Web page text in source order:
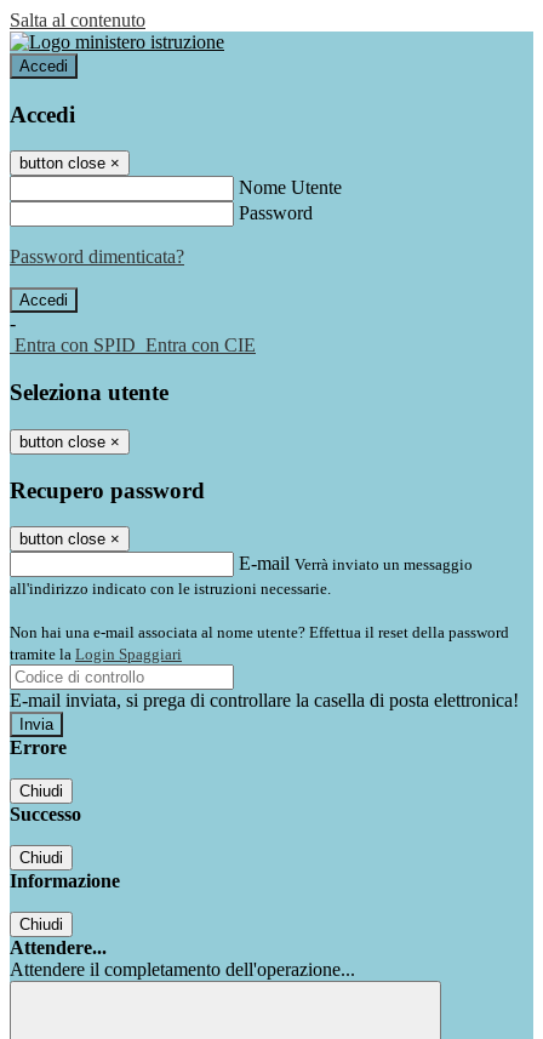
Salta al contenuto
Accedi
Accedi
button close ×
Nome Utente
Password
Password dimenticata?
-
Entra con SPID Entra con CIE
Seleziona utente
button close ×
Recupero password
button close ×
E-mail Verrà inviato un messaggio
all'indirizzo indicato con le istruzioni necessarie.
Non hai una e-mail associata al nome utente? Effettua il reset della password
tramite la Login Spaggiari
E-mail inviata, si prega di controllare la casella di posta elettronica!
Errore
Chiudi
Successo
Chiudi
Informazione
Chiudi
Attendere...
Attendere il completamento dell'operazione...